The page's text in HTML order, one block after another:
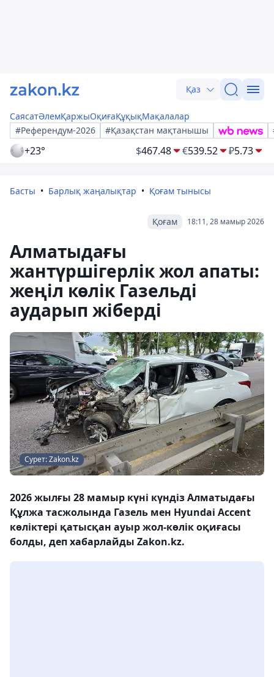
Қаз
СаясатӘлемҚаржыОқиғаҚұқықМақалалар
#Референдум-2026
#Қазақстан мақтанышы
+23° $467.48 €539.52 ₽5.73
Басты Барлық жаңалықтар Қоғам тынысы
18:11, 28 мамыр 2026
Қоғам
Алматыдағы
жантүршігерлік жол апаты:
жеңіл көлік Газельді
аударып жіберді
Сурет: Zakon.kz
2026 жылғы 28 мамыр күні күндіз Алматыдағы
Құлжа тасжолында Газель мен Hyundai Accent
көліктері қатысқан ауыр жол-көлік оқиғасы
болды, деп хабарлайды Zakon.kz.